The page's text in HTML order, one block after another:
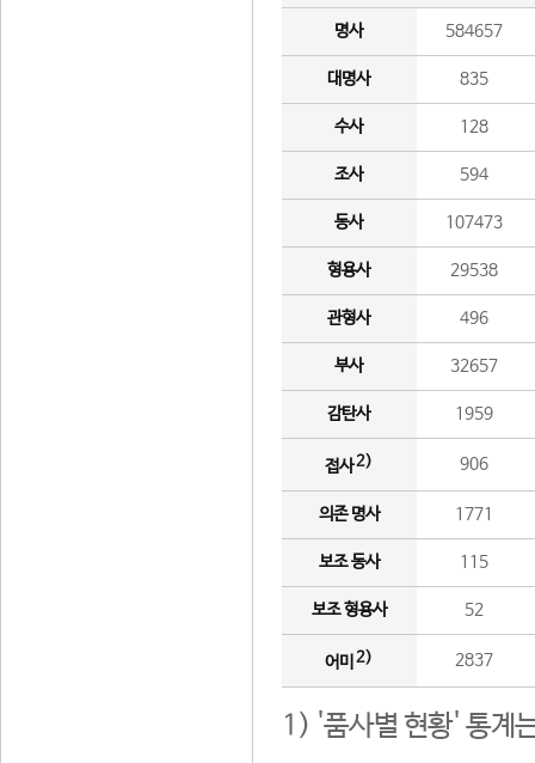
명사 584657
대명사 835
수사 128
조사 594
동사 107473
형용사 29538
관형사 496
부사 32657
감탄사 1959
접사2) 906
의존 명사 1771
보조 동사 115
보조 형용사 52
어미 2) 2837
1) '품사별 현황' 통계